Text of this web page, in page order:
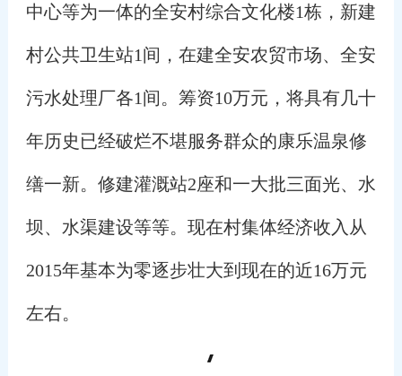
中心等为一体的全安村综合文化楼1栋，新建
村公共卫生站1间，在建全安农贸市场、全安
污水处理厂各1间。 筹资10万元，将具有几十
年历史已经破烂不堪服务群众的康乐温泉修
缮一新。 修建灌溉站2座和一大批三面光、水
坝、水渠建设等等。 现在村集体经济收入从
2015年基本为零逐步壮大到现在的近16万元
左右。